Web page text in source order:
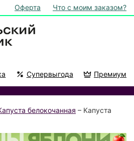
Оферта Что с моим заказом?
Супервыгода Премиум
белокочанная – Капуста